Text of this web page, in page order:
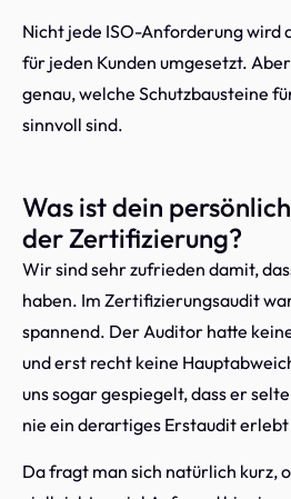
Nicht jede ISO-Anforderung wird
für jeden Kunden umgesetzt.
genau, welche Schutzbausteine
sinnvoll sind.
Was ist dein
der Zertifizierung?
Wir sind sehr zufrieden damit,
haben. Im Zertifizierungsaudit
spannend. Der Auditor hatte
und erst recht keine
uns sogar gespiegelt, dass er
nie ein derartiges Erstaudit
Da fragt man sich natürlich kurz,